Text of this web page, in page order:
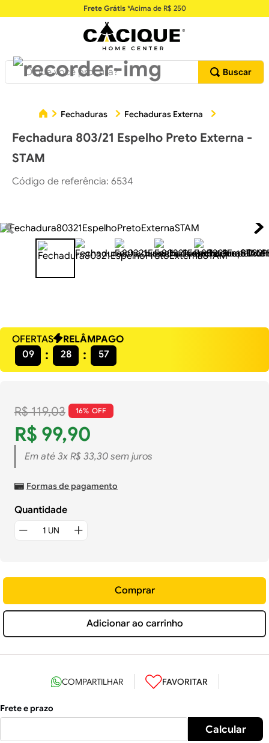
Frete Grátis*Acima de R$ 250
O que você procura?
Fechaduras Fechaduras Externa
Fechadura 803/21 Espelho Preto Externa -
STAM
Código de referência: 6534
OFERTAS
RELÂMPAGO
09
28 57
R$ 119,03 16%
R$ 99,90
Em até 3x R$ 33,30sem juros
Formas de pagamento
Quantidade
Adicionar ao carrinho
Comprar